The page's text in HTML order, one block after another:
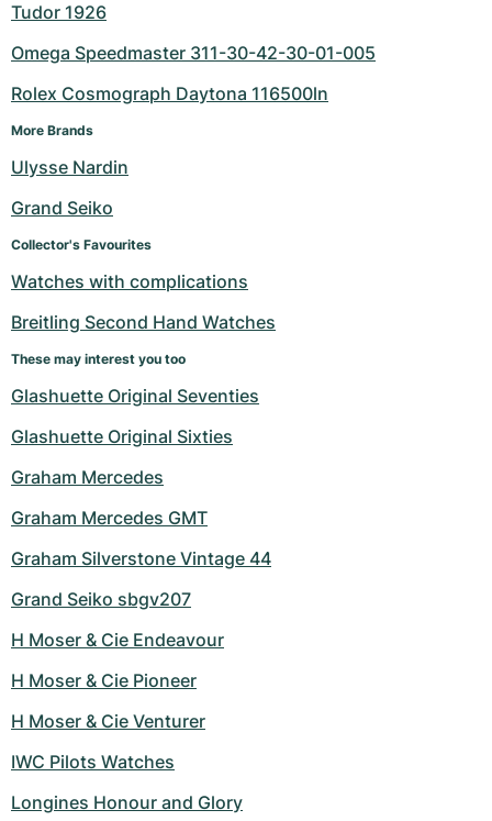
Tudor 1926
Omega Speedmaster 311-30-42-30-01-005
Rolex Cosmograph Daytona 116500ln
More Brands
Ulysse Nardin
Grand Seiko
Collector's Favourites
Watches with complications
Breitling Second Hand Watches
These may interest you too
Glashuette Original Seventies
Glashuette Original Sixties
Graham Mercedes
Graham Mercedes GMT
Graham Silverstone Vintage 44
Grand Seiko sbgv207
H Moser & Cie Endeavour
H Moser & Cie Pioneer
H Moser & Cie Venturer
IWC Pilots Watches
Longines Honour and Glory